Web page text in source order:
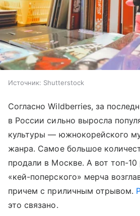
Источник: Shutterstock
Согласно Wildberries, за
в России сильно выросла
культуры — южнокорейского
жанра. Самое большое
продали в Москве. А вот топ-10
«кей-поперского» мерча
причем с приличным отрывом.
это связано.